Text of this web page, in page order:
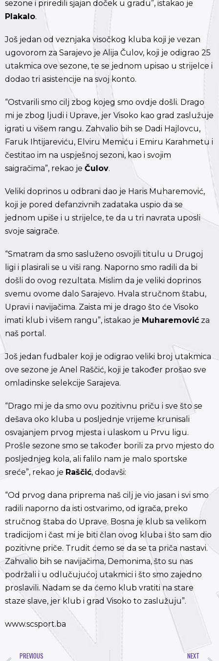
sezone i priredili sjajan doček u gradu”, istakao je
Plakalo.
Još jedan od veznjaka visočkog kluba koji je vezan
ugovorom za Sarajevo je Alija Čulov, koji je odigrao 25
utakmica ove sezone, te se jednom upisao u strijelce i
dodao tri asistencije na svoj konto.
“Ostvarili smo cilj zbog kojeg smo ovdje došli. Drago
mi je zbog ljudi i Uprave, jer Visoko kao grad zaslužuje
igrati u višem rangu. Zahvalio bih se Dadi Hajlovcu,
Faruk Ihtijareviću, Elviru Memiću i Emiru Karahmetu i
čestitao im na uspješnoj sezoni, kao i svojim
saigračima”, rekao je Čulov.
Veliki doprinos u odbrani dao je Haris Muharemović,
koji je pored defanzivnih zadataka uspio da se
jednom upiše i u strijelce, te da u tri navrata uposli
svoje saigrače.
“Smatram da smo sasluženo osvojili titulu u Drugoj
ligi i plasirali se u viši rang. Naporno smo radili da bi
došli do ovog rezultata. Mislim da je veliki doprinos
svemu ovome dalo Sarajevo. Hvala stručnom štabu,
Upravi i navijačima. Zaista mi je drago što će Visoko
imati klub i višem rangu”, istakao je Muharemović za
naš portal.
Još jedan fudbaler koji je odigrao veliki broj utakmica
ove sezone je Anel Raščić, koji je također prošao sve
omladinske selekcije Sarajeva.
“Drago mi je da smo ovu pozitivnu priču i sve što se
dešava oko kluba u posljednje vrijeme krunisali
osvajanjem prvog mjesta i ulaskom u Prvu ligu.
Prošle sezone smo se također borili za prvo mjesto do
posljednjeg kola, ali falilo nam je malo sportske
sreće”, rekao je Raščić, dodavši:
“Od prvog dana priprema naš cilj je vio jasan i svi smo
radili naporno da isti ostvarimo, od igrača, preko
stručnog štaba do Uprave. Bosna je klub sa velikom
tradicijom i čast mi je biti član ovog kluba i što sam dio
pozitivne priče. Trudit ćemo se da se ta priča nastavi.
Zahvalio bih se navijačima, Demonima, što su nas
podržali i u odlučujućoj utakmici i što smo zajedno
proslavili. Nadam se da ćemo klub vratiti na stare
staze slave, jer klub i grad Visoko to zaslužuju”.
www.scsport.ba
PREVIOUS NEXT